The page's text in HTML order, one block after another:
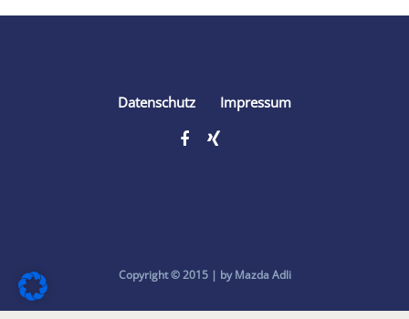
Datenschutz Impressum
Copyright © 2015 | by Mazda Adli